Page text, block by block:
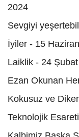
2024
Sevgiyi
İyiler - 15
Laiklik - 24
Ezan Okunan
Kokusuz ve
Teknolojik